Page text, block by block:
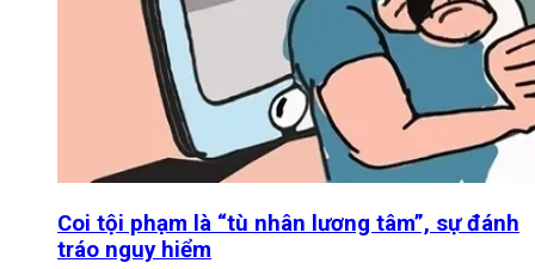
Coi tội phạm là “tù nhân lương tâm”, sự đánh
tráo nguy hiểm